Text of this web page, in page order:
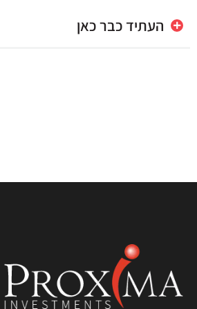
העתיד כבר כאן